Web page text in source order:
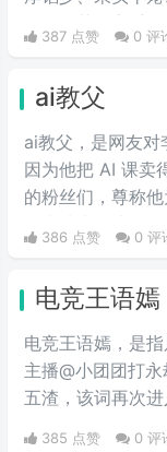
会挑榴莲的高手。
387 点赞 0 评
ai教父
ai教父，是网友对
因为他把 AI 课卖
的粉丝们，尊称他
他的课程是“智商税
386 点赞 0 评
电竞王语嫣
电竞王语嫣，是
主播@小团团打
五渣，该词再次进
385 点赞 0 评